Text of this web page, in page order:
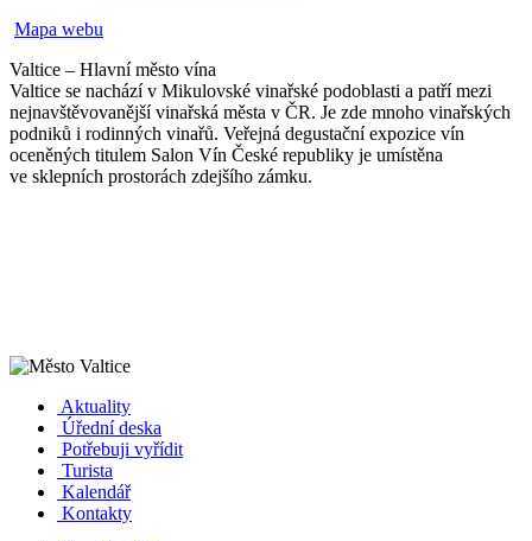
Mapa webu
Valtice – Hlavní město vína
Valtice se nachází v Mikulovské vinařské podoblasti a patří mezi
nejnavštěvovanější vinařská města v ČR. Je zde mnoho vinařských
podniků i rodinných vinařů. Veřejná degustační expozice vín
oceněných titulem Salon Vín České republiky je umístěna
ve sklepních prostorách zdejšího zámku.
Aktuality
Úřední deska
Potřebuji vyřídit
Turista
Kalendář
Kontakty